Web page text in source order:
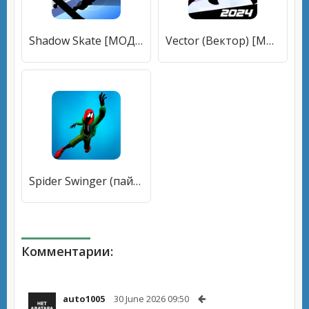
Shadow Skate [МОД Unlocked] APK Android Vector (Вектор) [МОД Много денег] APK Android
Spider Swinger (пайдер Свингер) [МОД Premium] APK Android
Комментарии:
auto1005 30 June 2026 09:50